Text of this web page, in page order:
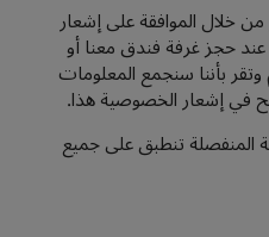
خلال الموافقة على إشعار
حجز غرفة فندق معنا أو
بأننا سنجمع المعلومات
في إشعار الخصوصية هذا.
تنطبق على جميع